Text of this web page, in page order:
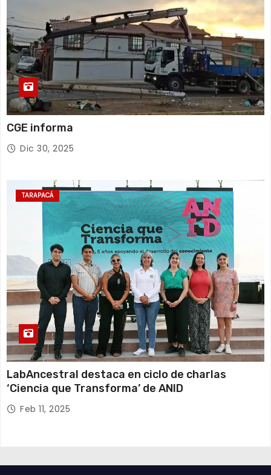
CGE informa
Dic 30, 2025
TARAPACÁ
LabAncestral destaca en ciclo de charlas
‘Ciencia que Transforma’ de ANID
Feb 11, 2025